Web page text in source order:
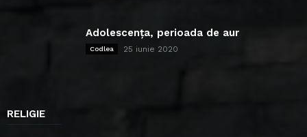
Adolescența, perioada de aur
Codlea 25 iunie 2020
RELIGIE